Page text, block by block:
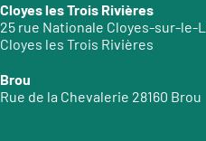
Cloyes les Trois Rivières
25 rue Nationale Cloyes-sur-le-
Cloyes les Trois Rivières
Brou
Rue de la Chevalerie 28160 Brou